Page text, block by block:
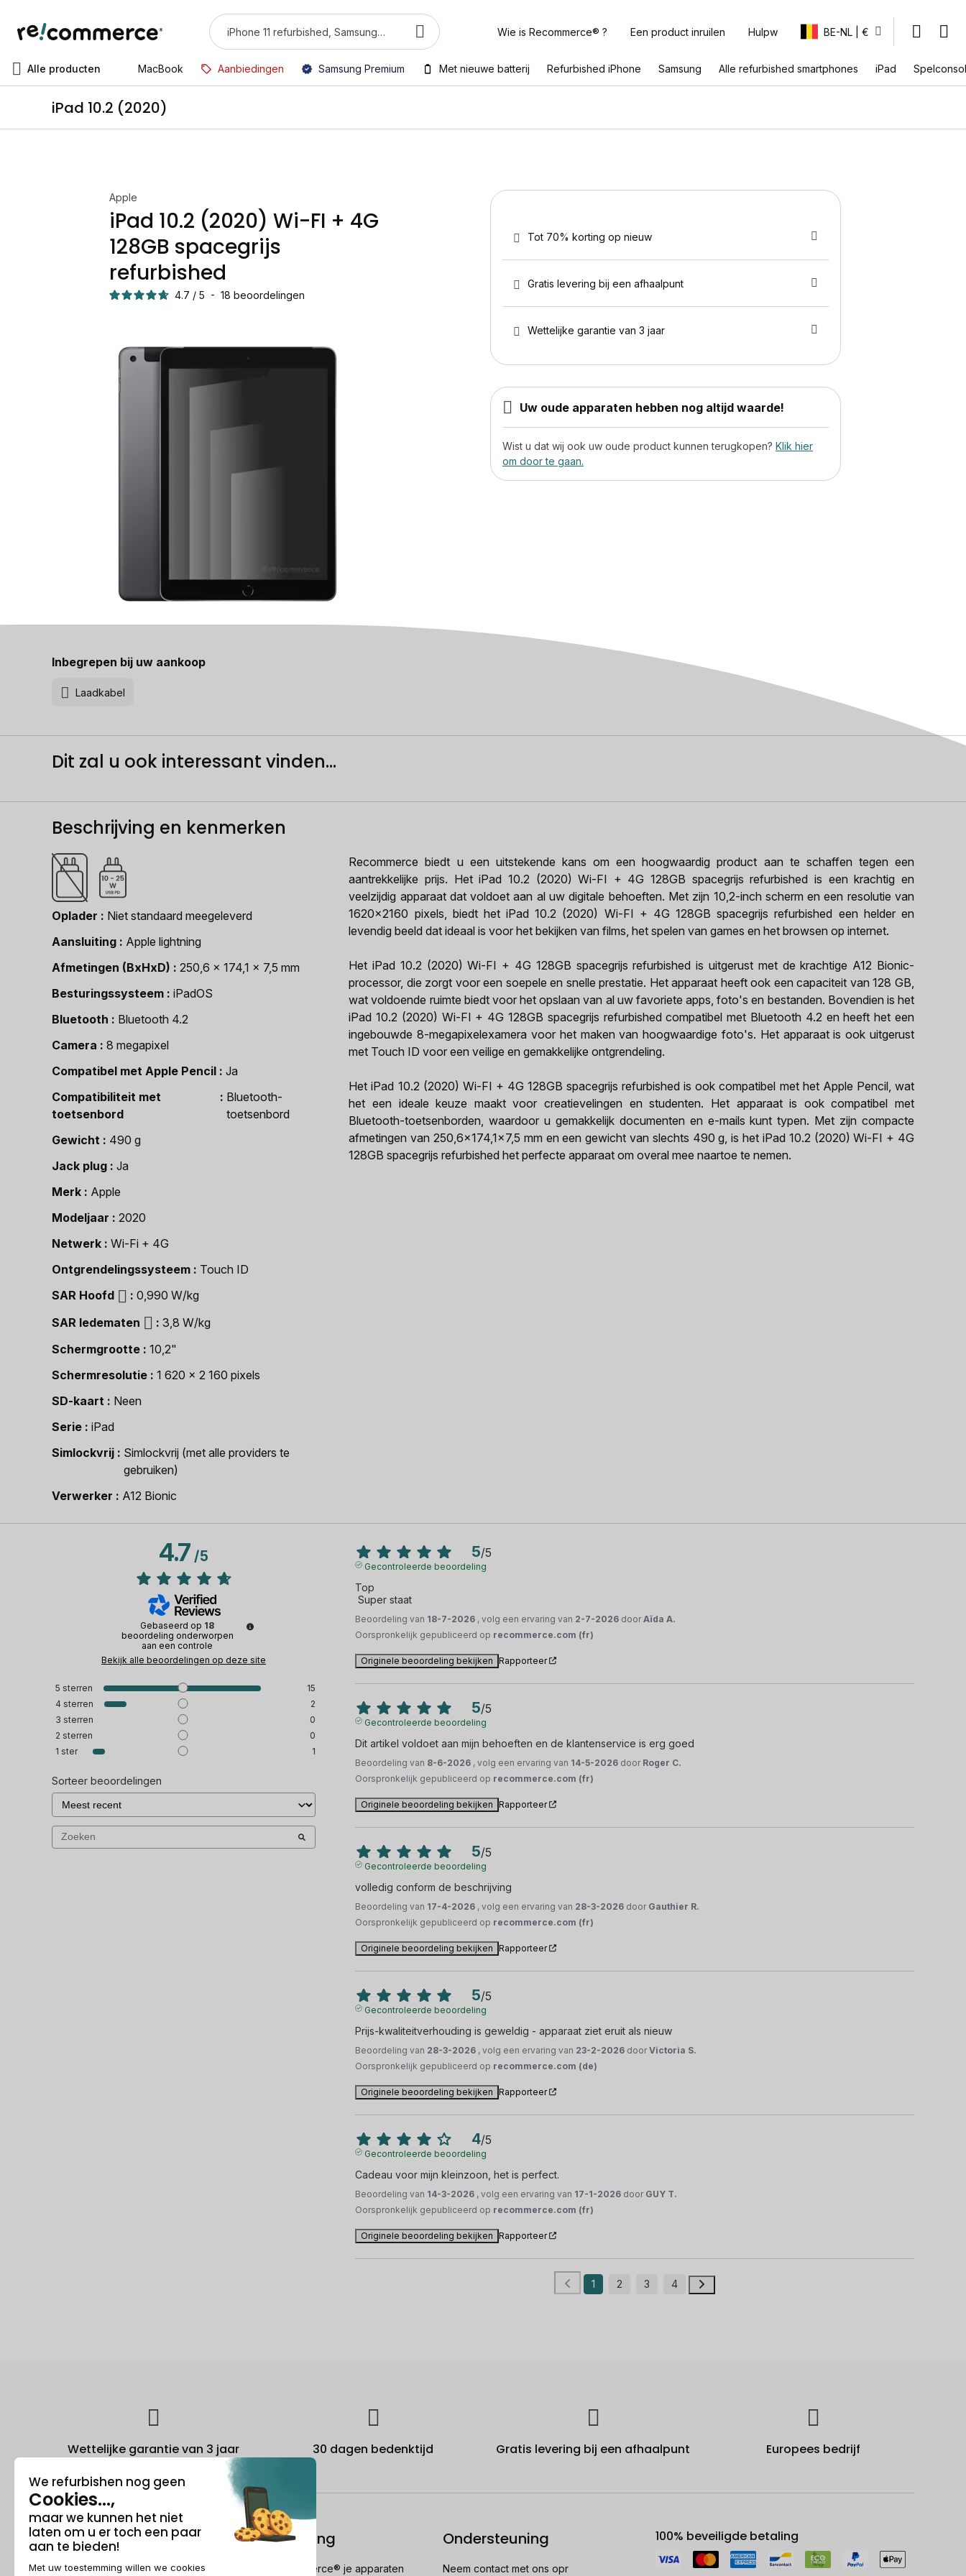
Wie is Recommerce® ? Een product inruilen Hulpw BE-NL | €
Alle producten MacBook Aanbiedingen Samsung Premium Met nieuwe batterij Refurbished iPhone Samsung Alle refurbished smartphones iPad
iPad 10.2 (2020)
Apple
iPad 10.2 (2020) Wi-FI + 4G
128GB spacegrijs
refurbished
4.7 / 5 - 18 beoordelingen
Inbegrepen bij uw aankoop
Laadkabel
Tot 70% korting op nieuw
Gratis levering bij een afhaalpunt
Wettelijke garantie van 3 jaar
Uw oude apparaten hebben nog altijd waarde!
Wist u dat wij ook uw oude product kunnen terugkopen? Klik hier
om door te gaan.
Dit zal u ook interessant vinden...
Beschrijving en kenmerken
Oplader
Niet standaard meegeleverd
Aansluiting
Apple lightning
Afmetingen (BxHxD)
250,6 x 174,1 x 7,5 mm
Besturingssysteem
iPadOS
Bluetooth
Bluetooth 4.2
Camera
8 megapixel
Compatibel met Apple Pencil
Ja
Compatibiliteit met
toetsenbord
Bluetooth-
toetsenbord
Gewicht
490 g
Jack plug
Ja
Merk
Apple
Modeljaar
2020
Netwerk
Wi-Fi + 4G
Ontgrendelingssysteem
Touch ID
SAR Hoofd
0,990 W/kg
SAR ledematen
3,8 W/kg
Schermgrootte
10,2"
Schermresolutie
1 620 x 2 160 pixels
SD-kaart
Neen
Serie
iPad
Simlockvrij
Simlockvrij (met alle providers te
gebruiken)
Verwerker
A12 Bionic
Recommerce biedt u een uitstekende kans om een hoogwaardig product aan te schaffen tegen een
aantrekkelijke prijs. Het iPad 10.2 (2020) Wi-FI + 4G 128GB spacegrijs refurbished is een krachtig en
veelzijdig apparaat dat voldoet aan al uw digitale behoeften. Met zijn 10,2-inch scherm en een resolutie van
1620x2160 pixels, biedt het iPad 10.2 (2020) Wi-FI + 4G 128GB spacegrijs refurbished een helder en
levendig beeld dat ideaal is voor het bekijken van films, het spelen van games en het browsen op internet.
Het iPad 10.2 (2020) Wi-FI + 4G 128GB spacegrijs refurbished is uitgerust met de krachtige A12 Bionic-
processor, die zorgt voor een soepele en snelle prestatie. Het apparaat heeft ook een capaciteit van 128 GB,
wat voldoende ruimte biedt voor het opslaan van al uw favoriete apps, foto's en bestanden. Bovendien is het
iPad 10.2 (2020) Wi-FI + 4G 128GB spacegrijs refurbished compatibel met Bluetooth 4.2 en heeft het een
ingebouwde 8-megapixelexamera voor het maken van hoogwaardige foto's. Het apparaat is ook uitgerust
met Touch ID voor een veilige en gemakkelijke ontgrendeling.
Het iPad 10.2 (2020) Wi-FI + 4G 128GB spacegrijs refurbished is ook compatibel met het Apple Pencil, wat
het een ideale keuze maakt voor creatievelingen en studenten. Het apparaat is ook compatibel met
Bluetooth-toetsenborden, waardoor u gemakkelijk documenten en e-mails kunt typen. Met zijn compacte
afmetingen van 250,6x174,1x7,5 mm en een gewicht van slechts 490 g, is het iPad 10.2 (2020) Wi-FI + 4G
128GB spacegrijs refurbished het perfecte apparaat om overal mee naartoe te nemen.
4.7/5
Gebaseerd op 18
beoordeling onderworpen
aan een controle
Bekijk alle beoordelingen op deze site
5 sterren
15
4 sterren
2
3 sterren
0
2 sterren
0
1 ster 1
Sorteer beoordelingen
5/5
Gecontroleerde beoordeling
Top
Super staat
Beoordeling van 18-7-2026 , volg een ervaring van 2-7-2026 doorAïda A.
Oorspronkelijk gepubliceerd op recommerce.com (fr)
Originele beoordeling bekijken Rapporteer
5/5
Gecontroleerde beoordeling
Dit artikel voldoet aan mijn behoeften en de klantenservice is erg goed
Beoordeling van 8-6-2026 , volg een ervaring van 14-5-2026 door Roger C.
Oorspronkelijk gepubliceerd op recommerce.com (fr)
Originele beoordeling bekijken Rapporteer
5/5
Gecontroleerde beoordeling
volledig conform de beschrijving
Beoordeling van 17-4-2026 , volg een ervaring van 28-3-2026 door Gauthier R.
Oorspronkelijk gepubliceerd op recommerce.com (fr)
Originele beoordeling bekijken Rapporteer
5/5
Gecontroleerde beoordeling
Prijs-kwaliteitverhouding is geweldig - apparaat ziet eruit als nieuw
Beoordeling van 28-3-2026 , volg een ervaring van 23-2-2026 doorVictoria S.
Oorspronkelijk gepubliceerd op recommerce.com (de)
Originele beoordeling bekijken Rapporteer
4/5
Gecontroleerde beoordeling
Cadeau voor mijn kleinzoon, het is perfect.
Beoordeling van 14-3-2026 , volg een ervaring van 17-1-2026 door GUY T.
Oorspronkelijk gepubliceerd op recommerce.com (fr)
Originele beoordeling bekijken Rapporteer
1 2 3 4
Wettelijke garantie van 3 jaar 30 dagen bedenktijd Gratis levering bij een afhaalpunt Europees bedrijf
Over ons
Wie is Recommerce®?
Refurbishing
Hoe Recommerce® je apparaten
Ondersteuning
Neem contact met ons opr
100% beveiligde betaling